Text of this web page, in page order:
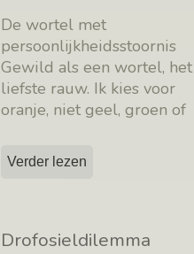
De wortel met
persoonlijkheidsstoornis
Gewild als een wortel, het
liefste rauw. Ik kies voor
oranje, niet geel, groen of
Verder lezen
Drofosieldilemma